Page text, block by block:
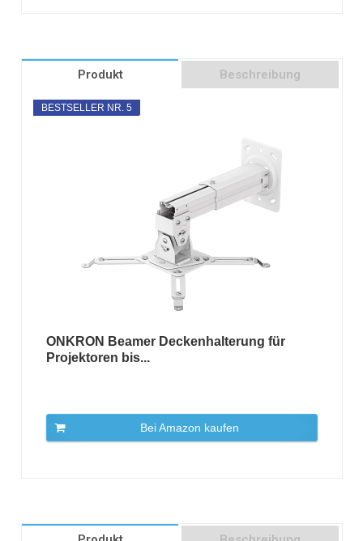
Produkt Beschreibung
BESTSELLER NR. 5
ONKRON Beamer Deckenhalterung für
Projektoren bis...
Bei Amazon kaufen